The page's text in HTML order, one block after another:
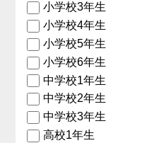
小学校3年生
小学校4年生
小学校5年生
小学校6年生
中学校1年生
中学校2年生
中学校3年生
高校1年生